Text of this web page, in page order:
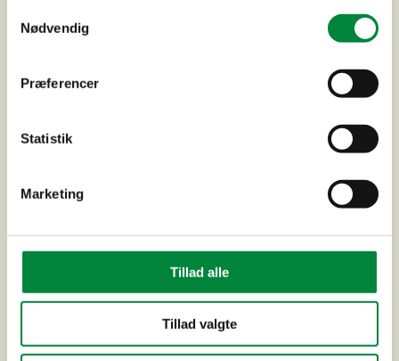
Nødvendig
Præferencer
Statistik
Marketing
Tillad alle
Tillad valgte